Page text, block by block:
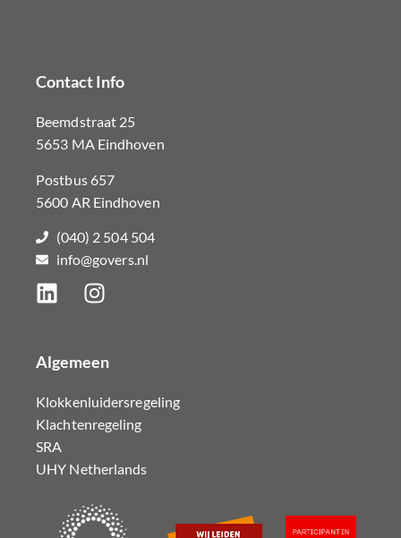
Contact Info
Beemdstraat 25
5653 MA Eindhoven
Postbus 657
5600 AR Eindhoven
(040) 2 504 504
info@govers.nl
Algemeen
Klokkenluidersregeling
Klachtenregeling
SRA
UHY Netherlands